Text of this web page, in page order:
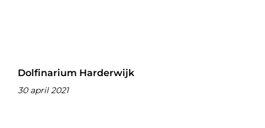
Dolfinarium Harderwijk
30 april 2021